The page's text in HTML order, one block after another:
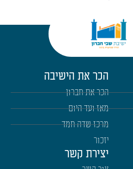
הכר את הישיבה
הכר את חברון
מאז ועד היום
מרכז שדה חמד
יזכור
יצירת קשר